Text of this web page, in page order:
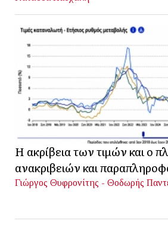
Η ακρίβεια των τιμών και ο
ανακριβειών και
Γιώργος Θυφρονίτης - Θοδωρής